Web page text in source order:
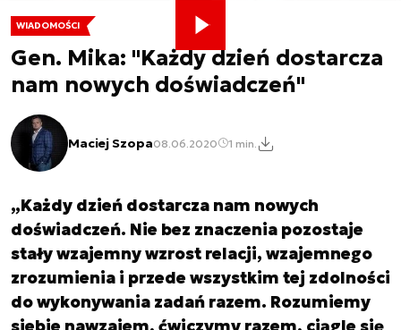
WIADOMOŚCI
Gen. Mika: "Każdy dzień dostarcza
nam nowych doświadczeń"
Maciej Szopa08.06.2020 1 min.
„Każdy dzień dostarcza nam nowych
doświadczeń. Nie bez znaczenia pozostaje
stały wzajemny wzrost relacji, wzajemnego
zrozumienia i przede wszystkim tej zdolności
do wykonywania zadań razem. Rozumiemy